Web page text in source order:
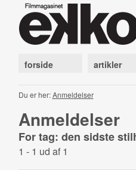
forside artikler
Du er her:Anmeldelser
Anmeldelser
For tag: den sidste
1 - 1 ud af 1